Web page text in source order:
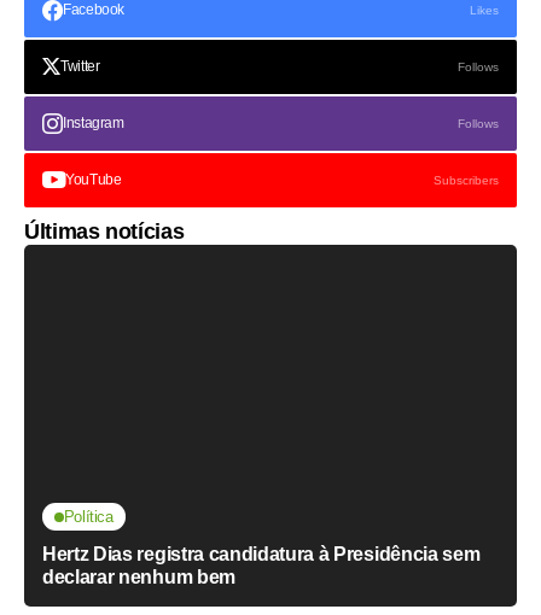
Facebook Likes
Twitter Follows
Instagram Follows
YouTube Subscribers
Últimas notícias
Política
Hertz Dias registra candidatura à Presidência sem
declarar nenhum bem